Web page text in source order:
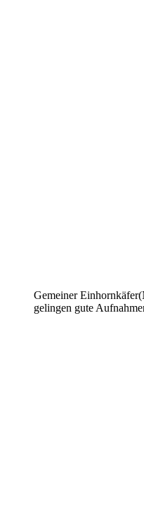
Gemeiner
gelingen gute